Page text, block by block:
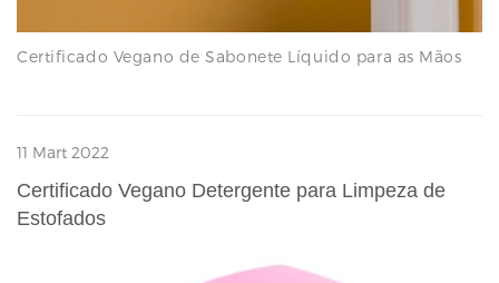
Certificado Vegano de Sabonete Líquido para as Mãos
11 Mart 2022
Certificado Vegano Detergente para Limpeza de
Estofados